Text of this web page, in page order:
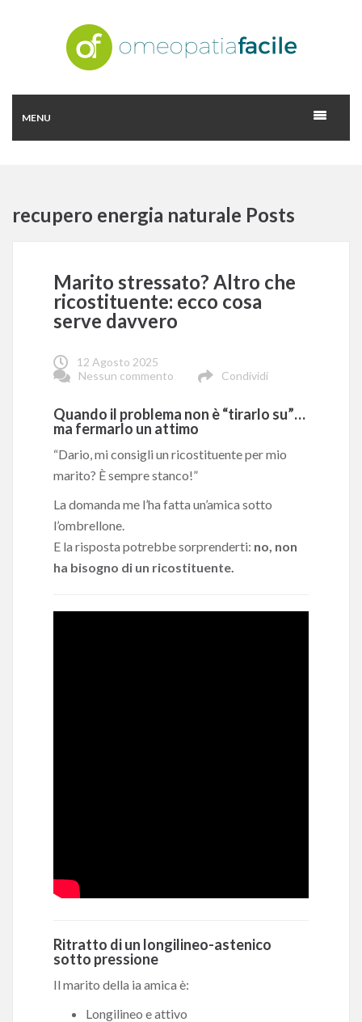
MENU
recupero energia naturale Posts
Marito stressato? Altro che
ricostituente: ecco cosa
serve davvero
12 Agosto 2025
Nessun commento
Condividi
Quando il problema non è “tirarlo su”…
ma fermarlo un attimo
“Dario, mi consigli un ricostituente per mio
marito? È sempre stanco!”
La domanda me l’ha fatta un’amica sotto
l’ombrellone.
E la risposta potrebbe sorprenderti: no, non
ha bisogno di un ricostituente.
Ritratto di un longilineo-astenico
sotto pressione
Il marito della ia amica è:
Longilineo e attivo